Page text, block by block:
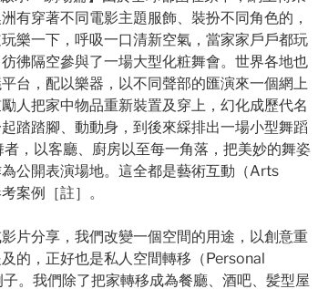
有穿著不同電影主題服飾、裝扮不同角色的，
樂一下，呼吸一口清新空氣，當家家戶戶都玩
彿隔空參與了一場大型化粧舞會。世界各地也
台，配以樂器，以不同聲部的匯演來一個網上
人把家中物品重新裝置及穿上，幻化成歷代名
踏踏腳、動動身，到後來綵排出一場小型舞蹈
，以客廳、廚房以至每一角落，把美妙的舞姿
公開表演場地。這全都是藝術互動（Arts
案例［註］。
片分享，我們改變一個空間的用途，以創意重
的，正好也是私人空間轉移（Personal
。我們除了把家轉移成為餐廳、酒吧、髪型屋